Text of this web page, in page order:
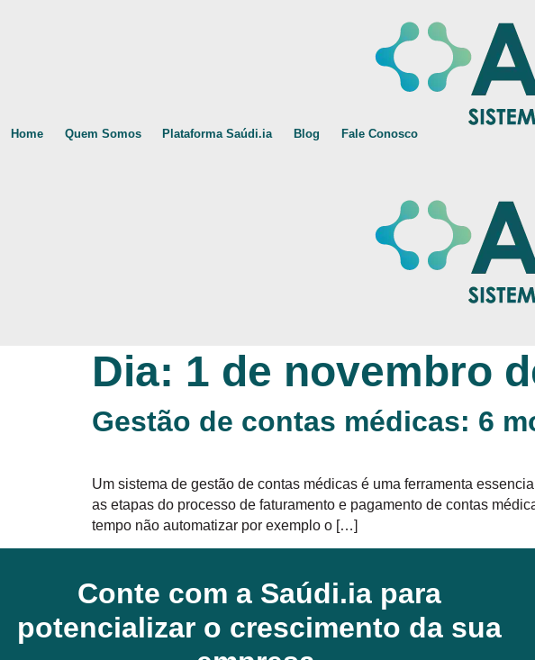
Home Quem Somos Plataforma Saúdi.ia Blog Fale Conosco
Dia: 1 de novembro
Gestão de contas médicas: 6
Um sistema de gestão de contas médicas é uma ferramenta
as etapas do processo de faturamento e pagamento de contas
tempo não automatizar por exemplo o […]
Conte com a Saúdi.ia para
potencializar o crescimento da sua